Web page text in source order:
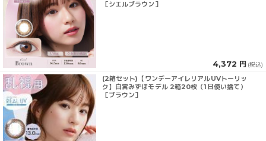
［シエルブラウン］
4,372 円 (税込)
(2箱セット)【ワンデーアイレリアルUVトーリッ
ク】白宮みずほモデル 2箱20枚（1日使い捨て）
［ブラウン］